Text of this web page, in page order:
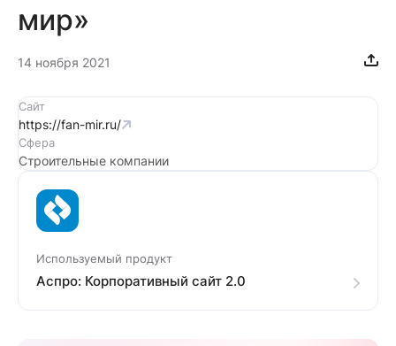
мир»
14 ноября 2021
Сайт
https://fan-mir.ru/
Сфера
Строительные компании
Используемый продукт
Аспро: Корпоративный сайт 2.0